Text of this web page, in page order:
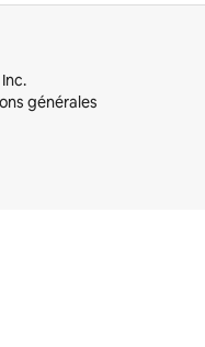
générales